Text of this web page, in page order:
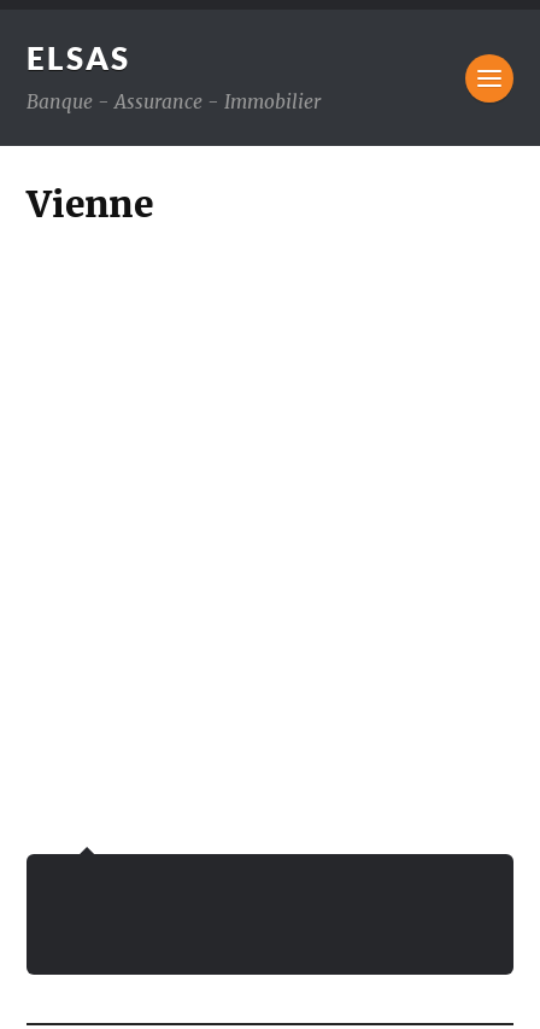
ELSAS
Banque - Assurance - Immobilier
Vienne